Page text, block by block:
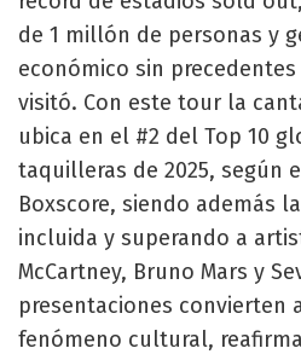
de 1 millón de personas y
económico sin
visitó. Con este tour la
ubica en el #2 del Top 10
taquilleras de 2025, según
Boxscore, siendo además
incluida y superando a
McCartney, Bruno Mars y
presentaciones convierten
fenómeno cultural,